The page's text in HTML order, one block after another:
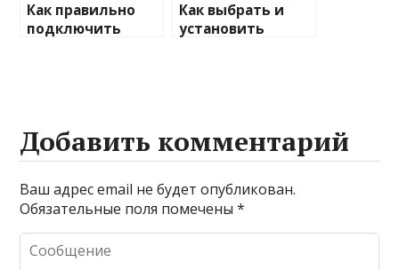
Как правильно
подключить
Как выбрать и
установить
Добавить комментарий
Ваш адрес email не будет опубликован.
Обязательные поля помечены*